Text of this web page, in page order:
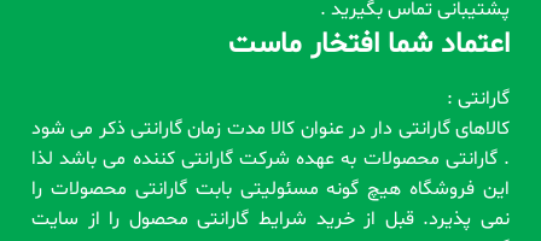
پشتیبانی تماس بگیرید .
اعتماد شما افتخار ماست
گارانتی :
کالاهای گارانتی دار در عنوان کالا مدت زمان گارانتی ذکر می شود
. گارانتی محصولات به عهده شرکت گارانتی کننده می باشد لذا
این فروشگاه هیچ گونه مسئولیتی بابت گارانتی محصولات را
نمی پذیرد. قبل از خرید شرایط گارانتی محصول را از سایت